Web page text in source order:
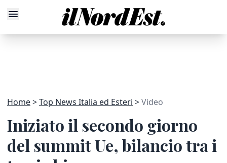
Home Top News Italia ed Esteri Video
Iniziato il secondo giorno
del summit Ue, bilancio tra i